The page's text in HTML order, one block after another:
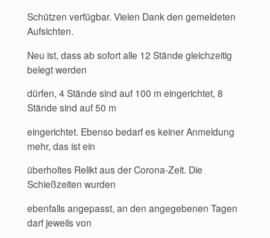
Schützen verfügbar. Vielen Dank den gemeldeten
Aufsichten.
Neu ist, dass ab sofort alle 12 Stände gleichzeitig
belegt werden
dürfen, 4 Stände sind auf 100 m eingerichtet, 8
Stände sind auf 50 m
eingerichtet. Ebenso bedarf es keiner Anmeldung
mehr, das ist ein
überholtes Relikt aus der Corona-Zeit. Die
Schießzeiten wurden
ebenfalls angepasst, an den angegebenen Tagen
darf jeweils von